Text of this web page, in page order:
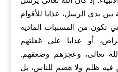
بين يدي الرسل، عذابا للأقوام
تكون من المسببات المادية
أو عذابا على غفلتهم
تعالى، وعجزهم وضعفهم.
فيه ظلم ولا هضم للناس، بل